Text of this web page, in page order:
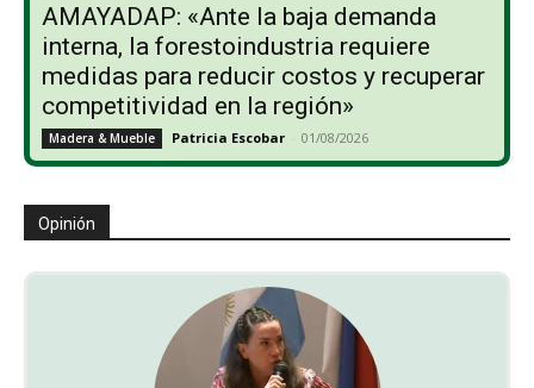
AMAYADAP: «Ante la baja demanda
interna, la forestoindustria requiere
medidas para reducir costos y recuperar
competitividad en la región»
Madera & Mueble Patricia Escobar - 01/08/2026
Opinión